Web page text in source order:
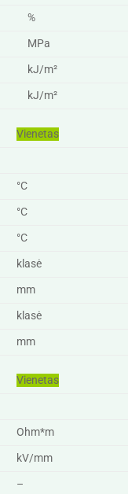
%
MPa
kJ/m²
kJ/m²
Vienetas
°C
°C
°C
klasė
mm
klasė
mm
Vienetas
Ohm*m
kV/mm
–